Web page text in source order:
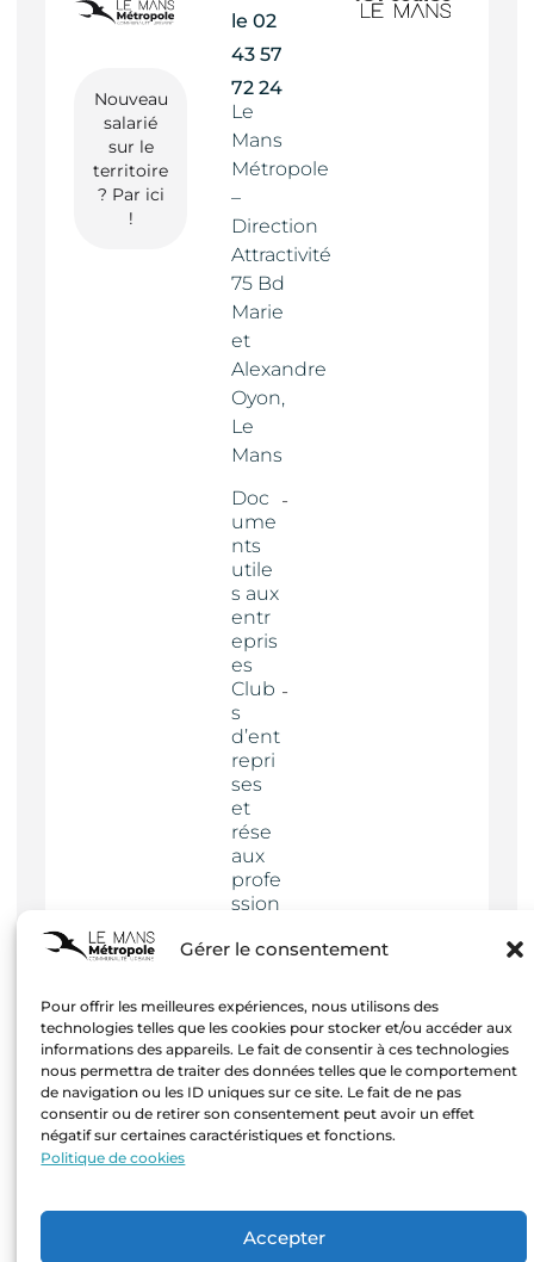
Gérer le consentement
Pour offrir les meilleures expériences, nous utilisons des
technologies telles que les cookies pour stocker et/ou accéder aux
informations des appareils. Le fait de consentir à ces technologies
nous permettra de traiter des données telles que le comportement
de navigation ou les ID uniques sur ce site. Le fait de ne pas
consentir ou de retirer son consentement peut avoir un effet
négatif sur certaines caractéristiques et fonctions.
Politique de cookies
Accepter
Nouveau
salarié
sur le
territoire
? Par ici
!
le02
43 57
72 24
Le
Mans
Métropole
–
Direction
Attractivité
75 Bd
Marie
et
Alexandre
Oyon,
Le
Mans
Doc
ume
nts
utile
s aux
entr
epris
es
Club
s
d’ent
repri
ses
et
rése
aux
profe
ssion
Actua
Mentions
Création